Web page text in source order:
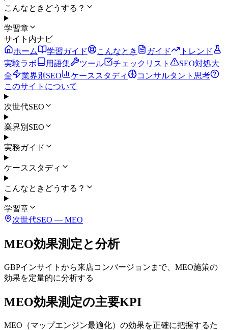
こんなときどうする？
学習章
サイト内ナビ
ホーム
学習ガイド こんなとき ガイド
トレンド
実験ラボ
用語集 ツール チェックリスト
SEO対処大
全
業界別SEO ケーススタディ
コンサルタント思考
このサイトについて
次世代SEO
業界別SEO
実務ガイド
ケーススタディ
こんなときどうする？
学習章
次世代SEO ― MEO
MEO効果測定と分析
GBPインサイトから来店コンバージョンまで、MEO施策の
効果を定量的に分析する
MEO効果測定の主要KPI
MEO（マップエンジン最適化）の効果を正確に把握するた